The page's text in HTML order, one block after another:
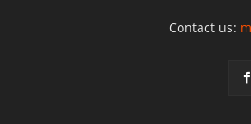
Contact us: